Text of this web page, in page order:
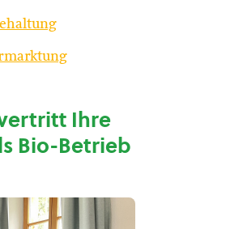
Ihre
Bio-Betrieb